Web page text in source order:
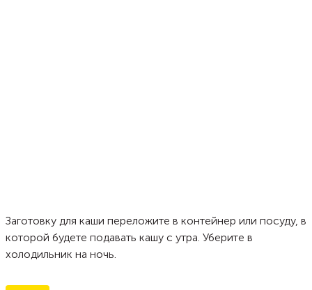
Заготовку для каши переложите в контейнер или посуду, в
которой будете подавать кашу с утра. Уберите в
холодильник на ночь.